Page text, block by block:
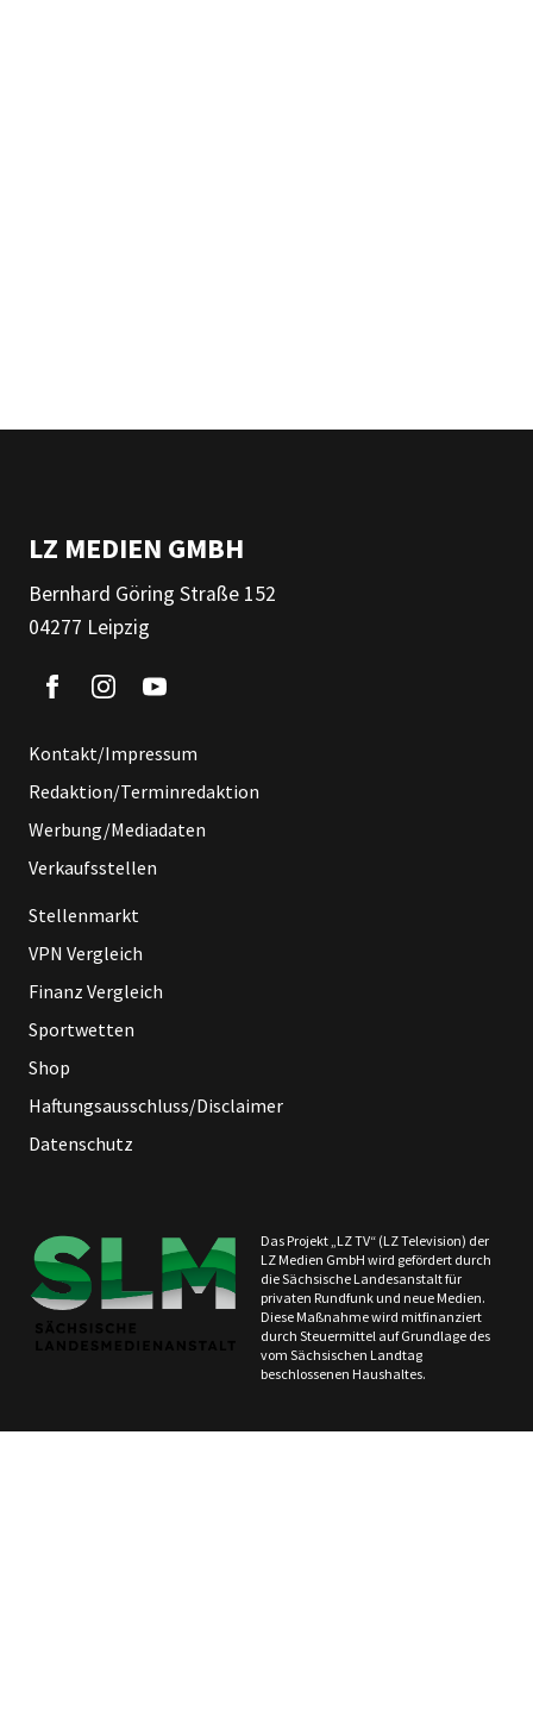
LZ MEDIEN GMBH
Bernhard Göring Straße 152
04277 Leipzig
Kontakt/Impressum
Redaktion/Terminredaktion
Werbung/Mediadaten
Verkaufsstellen
Stellenmarkt
VPN Vergleich
Finanz Vergleich
Sportwetten
Shop
Haftungsausschluss/Disclaimer
Datenschutz
Das Projekt „LZ TV“ (LZ Television) der
LZ Medien GmbH wird gefördert durch
die Sächsische Landesanstalt für
privaten Rundfunk und neue Medien.
Diese Maßnahme wird mitfinanziert
durch Steuermittel auf Grundlage des
vom Sächsischen Landtag
beschlossenen Haushaltes.